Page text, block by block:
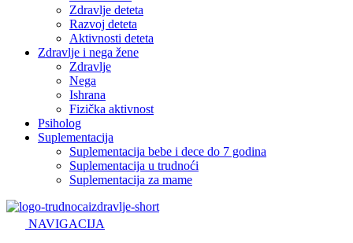
Zdravlje deteta
Razvoj deteta
Aktivnosti deteta
Zdravlje i nega žene
Zdravlje
Nega
Ishrana
Fizička aktivnost
Psiholog
Suplementacija
Suplementacija bebe i dece do 7 godina
Suplementacija u trudnoći
Suplementacija za mame
NAVIGACIJA